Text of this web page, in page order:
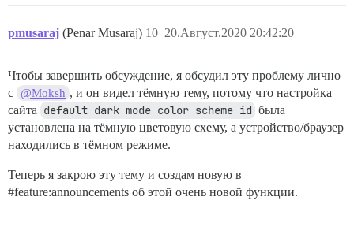
pmusaraj (Penar Musaraj) 20.Август.2020 20:42:20
10
Чтобы завершить обсуждение, я обсудил эту проблему лично
с @Moksh , и он видел тёмную тему, потому что настройка
сайта default dark mode color scheme id была
установлена на тёмную цветовую схему, а устройство/браузер
находились в тёмном режиме.
Теперь я закрою эту тему и создам новую в
#feature:announcements об этой очень новой функции.